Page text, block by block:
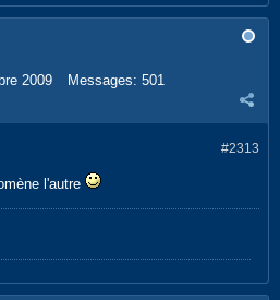
2009 Messages: 501
#2313
l'autre